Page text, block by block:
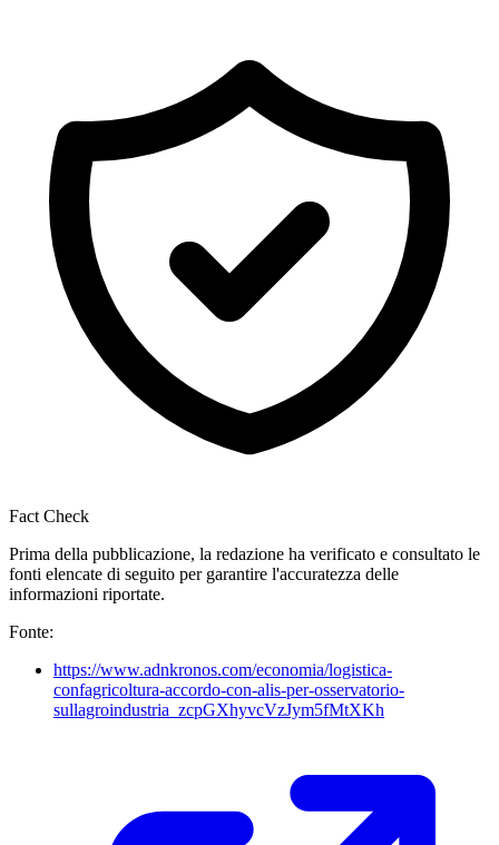
Fact Check
Prima della pubblicazione, la redazione ha verificato e consultato le
fonti elencate di seguito per garantire l'accuratezza delle
informazioni riportate.
Fonte:
https://www.adnkronos.com/economia/logistica-
confagricoltura-accordo-con-alis-per-osservatorio-
sullagroindustria_zcpGXhyvcVzJym5fMtXKh